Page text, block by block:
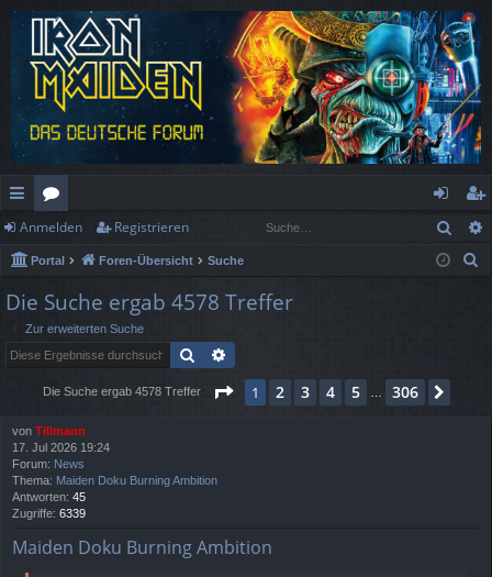
ch
ne
llz
or
en
n
m
eg
ist
Anmelden Registrieren
Portal Foren-Übersicht Suche
Die Suche ergab 4578 Treffer
Zur erweiterten Suche
Suche
Die Suche ergab 4578 Treffer Seite 1von 306
1 2 3 4 5 … 306
von Tillmann
17. Jul 2026 19:24
Forum: News
Thema: Maiden Doku Burning Ambition
Antworten: 45
Zugriffe: 6339
Maiden Doku Burning Ambition